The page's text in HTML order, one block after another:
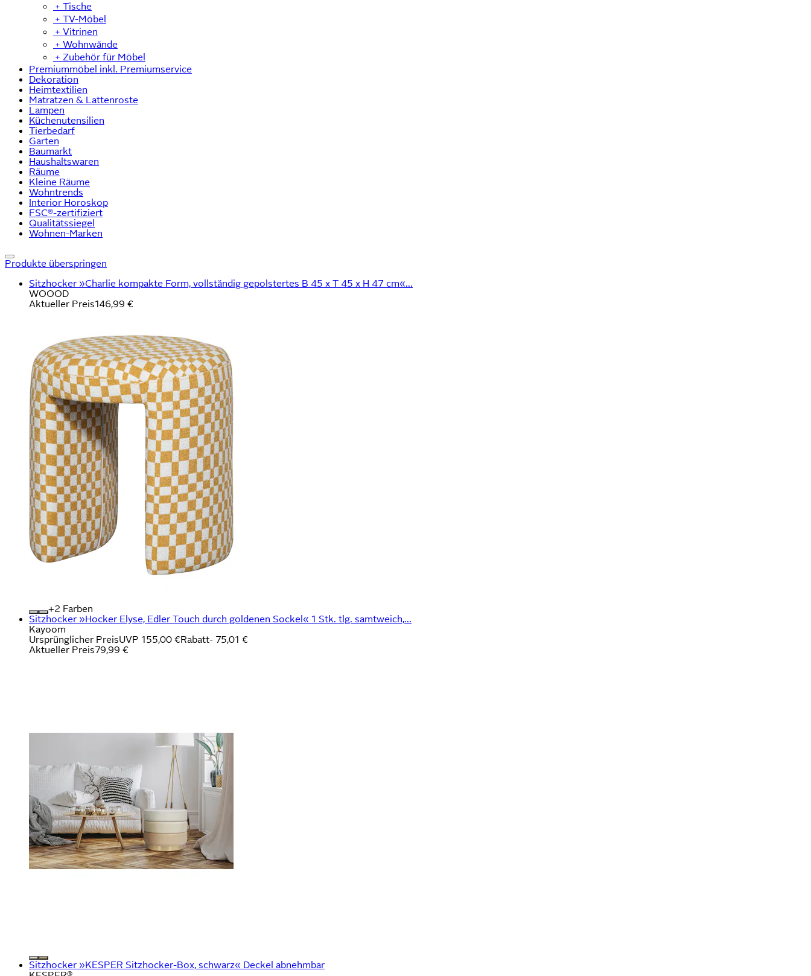
﹢ Tische
﹢ TV-Möbel
﹢ Vitrinen
﹢ Wohnwände
﹢ Zubehör für Möbel
Premiummöbel inkl. Premiumservice
Dekoration
Heimtextilien
Matratzen & Lattenroste
Lampen
Küchenutensilien
Tierbedarf
Garten
Baumarkt
Haushaltswaren
Räume
Kleine Räume
Wohntrends
Interior Horoskop
FSC®-zertifiziert
Qualitätssiegel
Wohnen-Marken
Produkte überspringen
Sitzhocker »Charlie kompakte Form, vollständig gepolstertes B 45 x T 45 x H 47 cm«...
WOOOD
Aktueller Preis146,99 €
+
Farben
Sitzhocker »Hocker Elyse, Edler Touch durch goldenen Sockel« 1 Stk. tlg. samtweich,...
Kayoom
Ursprünglicher PreisUVP 155,00 €Rabatt- 75,01 €
Aktueller Preis79,99 €
Sitzhocker »KESPER Sitzhocker-Box, schwarz« Deckel abnehmbar